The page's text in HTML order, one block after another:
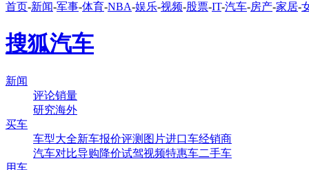
首页-新闻-军事-体育-NBA-娱乐-视频-股票-IT-汽车-房产-家居-
搜狐汽车
新闻
评论销量
研究海外
买车
车型大全新车报价评测 图片进口车经销商
汽车对比导购降价试驾视频特惠车二手车
用车